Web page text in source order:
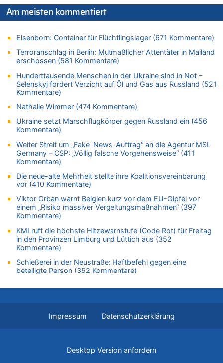
05.08.2026 - 17:19 von Chips zu
Wasserstand des Rheins in NRW so niedrig wie noch nie
Wasserstand des Rheins in NRW so niedrig wie noch nie
05.08.2026 - 17:05 von Dax zu
Wie kam es zur Ceuta-Krise?
05.08.2026 - 17:00 von Chips zu
Wasserstand des Rheins in NRW so niedrig wie noch nie
Wie kam es zur Ceuta-Krise?
05.08.2026 - 16:51 von Chips zu
Es gibt mmer mehr Fälle von Fahrerflucht in Belgien –
Fußgänger und Radfahrer sind die häufigsten Opfer
05.08.2026 - 16:47 von Hugo Egon Bernhard von Sinnen zu
Wasserstand des Rheins in NRW so niedrig wie noch nie
05.08.2026 - 16:44 von JoKrings zu
05.08.2026 - 16:14 von Patrick zu
Viktor Orban warnt Belgien kurz vor dem EU-Gipfel vor einem
05.08.2026 - 16:08 von Politiker zu
Warum die Waldbrände in Frankreich und Spanien Rekorde
brechen [Fragen & Antworten]
05.08.2026 - 15:59 von JoKrings zu
05.08.2026 - 14:25 von Willi Müller zu
Wasserstand des Rheins in NRW so niedrig wie noch nie
Am meisten kommentiert
Elsenborn: Container für Flüchtlingslager (671 Kommentare)
Terroranschlag in Berlin: Mutmaßlicher Attentäter in Mailand
erschossen (581 Kommentare)
Hunderttausende Menschen in der Ukraine sind in Not –
Selenskyj fordert Verzicht auf Öl und Gas aus Russland (521
Kommentare)
Nathalie Wimmer (474 Kommentare)
Ukraine setzt Marschflugkörper gegen Russland ein (456
Kommentare)
Weiter Streit um „Fake-News-Auftrag“ an die Agentur MSL
Germany – CSP: „Völlig falsche Vorgehensweise“ (411
Kommentare)
Die neue-alte Mehrheit stellte ihre Koalitionsvereinbarung
vor (410 Kommentare)
Viktor Orban warnt Belgien kurz vor dem EU-Gipfel vor
einem „Risiko massiver Vergeltungsmaßnahmen“ (397
Kommentare)
KMI ruft die höchste Hitzewarnstufe (Code Rot) für Freitag
in den Provinzen Limburg und Lüttich aus (352
Kommentare)
Schießerei in der Neustraße: Haftbefehl gegen eine
beteiligte Person (352 Kommentare)
Impressum Datenschutzerklärung
Desktop Version anfordern